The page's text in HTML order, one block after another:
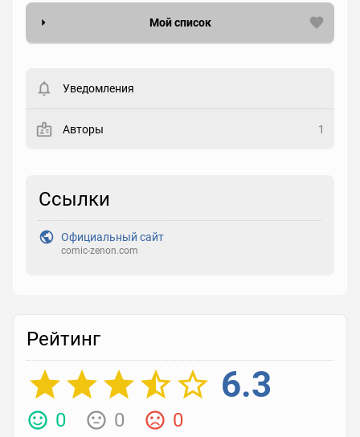
Мой список
Статус
Рейтинг
Выберите рейтинг
Уведомления
Авторы 1
Ссылки
Официальный сайт
comic-zenon.com
Рейтинг
6.3
0 0 0